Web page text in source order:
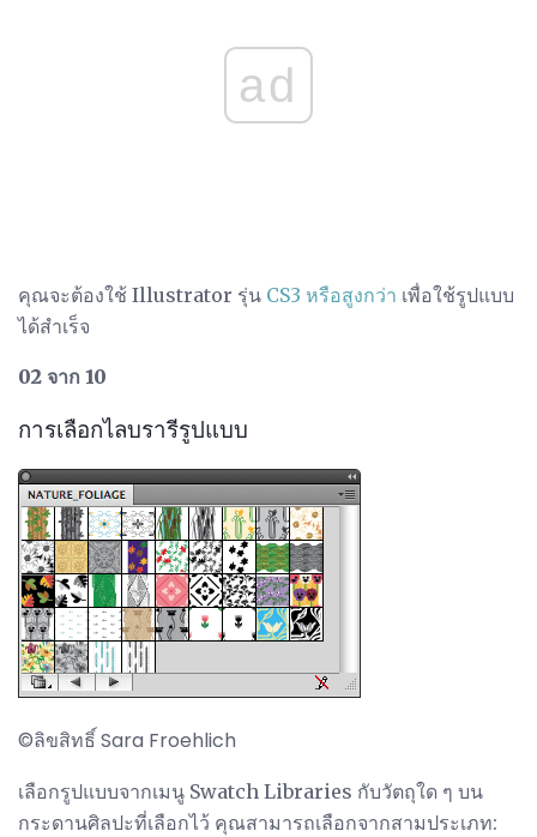
ad
คุณจะต้องใช้ Illustrator รุ่น CS3 หรือสูงกว่า เพื่อใช้รูปแบบ
ได้สำเร็จ
02 จาก 10
การเลือกไลบรารีรูปแบบ
©ลิขสิทธิ์ Sara Froehlich
เลือกรูปแบบจากเมนู Swatch Libraries กับวัตถุใด ๆ บน
กระดานศิลปะที่เลือกไว้ คุณสามารถเลือกจากสามประเภท: